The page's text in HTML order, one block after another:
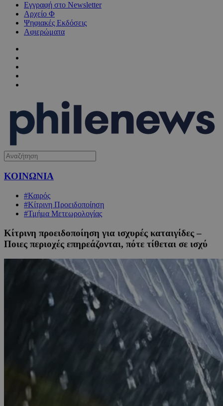
Εγγραφή στο Newsletter
Αρχείο Φ
Ψηφιακές Εκδόσεις
Αφιερώματα
ΚΟΙΝΩΝΙΑ
#Καιρός
#Κίτρινη Προειδοποίηση
#Τμήμα Μετεωρολογίας
Κίτρινη προειδοποίηση για ισχυρές καταιγίδες –
Ποιες περιοχές επηρεάζονται, πότε τίθεται σε ισχύ